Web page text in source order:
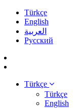
Türkçe
English
العربية
Pусский
Türkçe
Türkçe
English